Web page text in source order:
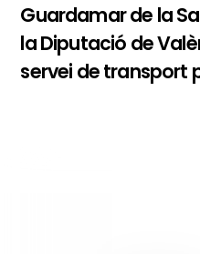
Guardamar de la
la Diputació de
servei de transport